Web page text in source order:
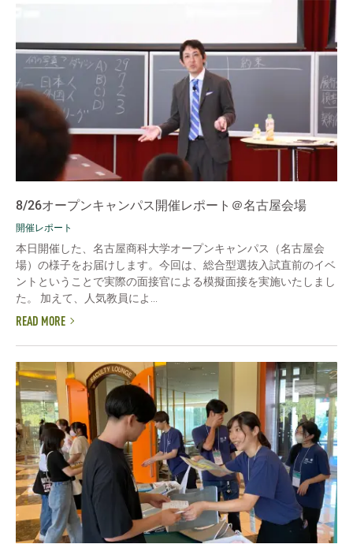
8/26オープンキャンパス開催レポート＠名古屋会場
開催レポート
本日開催した、名古屋商科大学オープンキャンパス（名古屋会
場）の様子をお届けします。今回は、総合型選抜入試直前のイベ
ントということで実際の面接官による模擬面接を実施いたしまし
た。 加えて、人気教員によ...
READ MORE